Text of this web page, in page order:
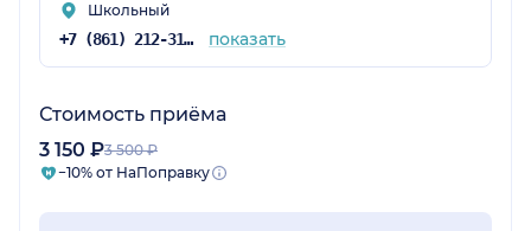
Школьный
+7 (861) 212-31-28 показать
Стоимость приёма
3 150 ₽3 500 ₽
−10% от НаПоправку